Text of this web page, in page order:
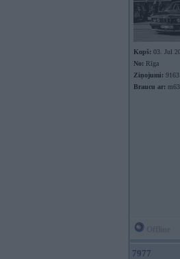
Kopš: 03. Jul
No: Rīga
Ziņojumi: 9163
Braucu ar:
7977